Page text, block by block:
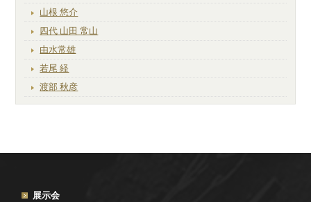
山根 悠介
四代 山田 常山
由水常雄
若尾 経
渡部 秋彦
展示会